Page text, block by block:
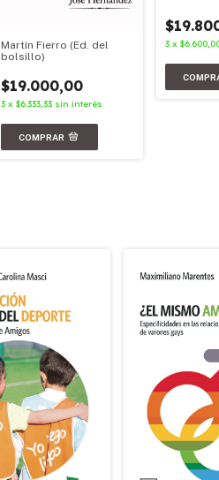
Martín Fierro (Ed. del
bolsillo)
$19.000,00
3 x $6.333,33 sin interés
3 x